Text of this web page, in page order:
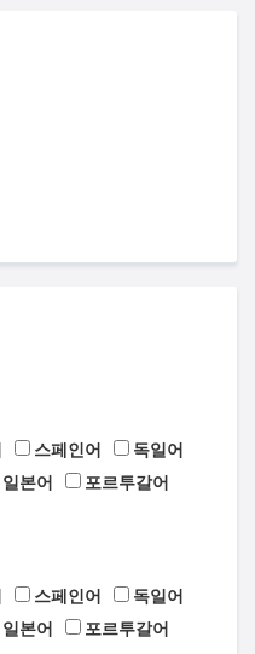
스페인어
독일어
일본어
포르투갈어
스페인어
독일어
일본어
포르투갈어